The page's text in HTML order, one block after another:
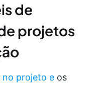
de
projetos
no projeto e os